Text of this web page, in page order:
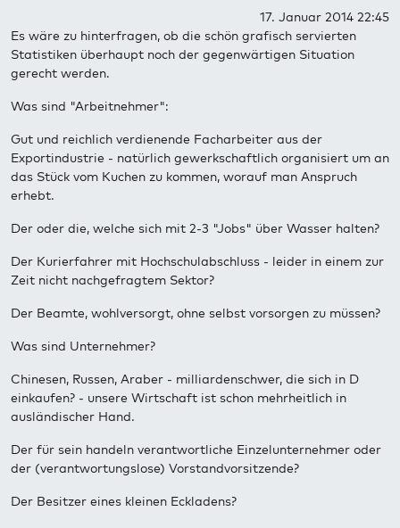
17. Januar 2014 22:45
Es wäre zu hinterfragen, ob die schön grafisch servierten
Statistiken überhaupt noch der gegenwärtigen Situation
gerecht werden.
Was sind "Arbeitnehmer":
Gut und reichlich verdienende Facharbeiter aus der
Exportindustrie - natürlich gewerkschaftlich organisiert um an
das Stück vom Kuchen zu kommen, worauf man Anspruch
erhebt.
Der oder die, welche sich mit 2-3 "Jobs" über Wasser halten?
Der Kurierfahrer mit Hochschulabschluss - leider in einem zur
Zeit nicht nachgefragtem Sektor?
Der Beamte, wohlversorgt, ohne selbst vorsorgen zu müssen?
Was sind Unternehmer?
Chinesen, Russen, Araber - milliardenschwer, die sich in D
einkaufen? - unsere Wirtschaft ist schon mehrheitlich in
ausländischer Hand.
Der für sein handeln verantwortliche Einzelunternehmer oder
der (verantwortungslose) Vorstandvorsitzende?
Der Besitzer eines kleinen Eckladens?